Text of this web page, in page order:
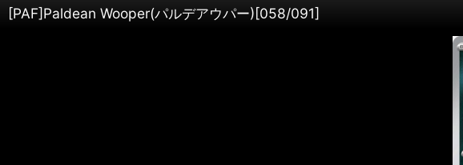
[PAF]Paldean Wooper(パルデアウパー)[058/091]